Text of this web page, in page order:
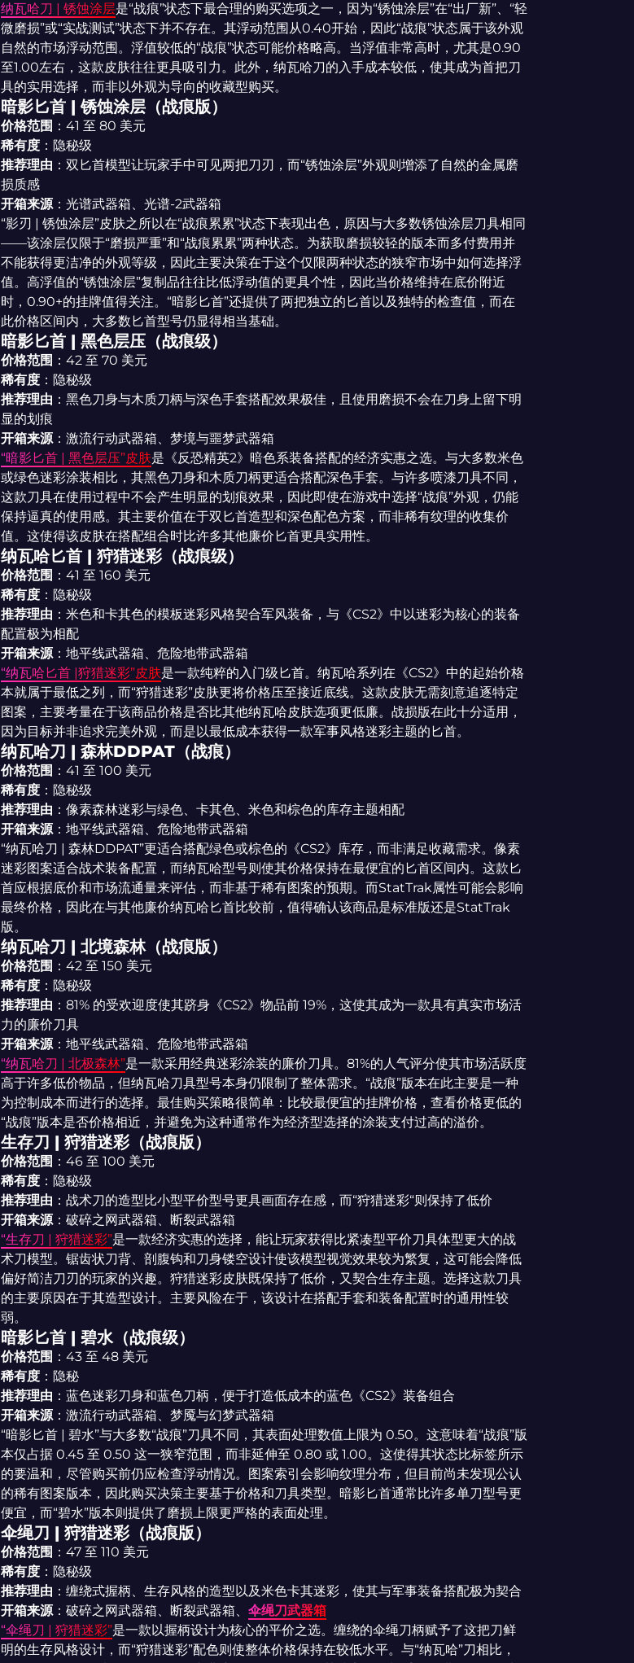
纳瓦哈刀 | 锈蚀涂层是“战痕”状态下最合理的购买选项之一，因为“锈蚀涂层”在“出厂新”、“轻
微磨损”或“实战测试”状态下并不存在。其浮动范围从0.40开始，因此“战痕”状态属于该外观
自然的市场浮动范围。浮值较低的“战痕”状态可能价格略高。当浮值非常高时，尤其是0.90
至1.00左右，这款皮肤往往更具吸引力。此外，纳瓦哈刀的入手成本较低，使其成为首把刀
具的实用选择，而非以外观为导向的收藏型购买。
暗影匕首 | 锈蚀涂层（战痕版）
价格范围 ：41 至 80 美元
稀有度：隐秘级
推荐理由 ：双匕首模型让玩家手中可见两把刀刃，而“锈蚀涂层”外观则增添了自然的金属磨
损质感
开箱来源：光谱武器箱、光谱-2武器箱
“影刃 | 锈蚀涂层”皮肤之所以在“战痕累累”状态下表现出色，原因与大多数锈蚀涂层刀具相同
——该涂层仅限于“磨损严重”和“战痕累累”两种状态。为获取磨损较轻的版本而多付费用并
不能获得更洁净的外观等级，因此主要决策在于这个仅限两种状态的狭窄市场中如何选择浮
值。高浮值的“锈蚀涂层”复制品往往比低浮动值的更具个性，因此当价格维持在底价附近
时，0.90+的挂牌值得关注。“暗影匕首”还提供了两把独立的匕首以及独特的检查值，而在
此价格区间内，大多数匕首型号仍显得相当基础。
暗影匕首 | 黑色层压（战痕级）
价格范围 ：42 至 70 美元
稀有度：隐秘级
推荐理由 ：黑色刀身与木质刀柄与深色手套搭配效果极佳，且使用磨损不会在刀身上留下明
显的划痕
开箱来源：激流行动武器箱、梦境与噩梦武器箱
“暗影匕首 | 黑色层压”皮肤是《反恐精英2》暗色系装备搭配的经济实惠之选。与大多数米色
或绿色迷彩涂装相比，其黑色刀身和木质刀柄更适合搭配深色手套。与许多喷漆刀具不同，
这款刀具在使用过程中不会产生明显的划痕效果，因此即使在游戏中选择“战痕”外观，仍能
保持逼真的使用感。其主要价值在于双匕首造型和深色配色方案，而非稀有纹理的收集价
值。这使得该皮肤在搭配组合时比许多其他廉价匕首更具实用性。
纳瓦哈匕首 | 狩猎迷彩（战痕级）
价格范围 ：41 至 160 美元
稀有度：隐秘级
推荐理由 ：米色和卡其色的模板迷彩风格契合军风装备，与《CS2》中以迷彩为核心的装备
配置极为相配
开箱来源：地平线武器箱、危险地带武器箱
“纳瓦哈匕首 |狩猎迷彩”皮肤是一款纯粹的入门级匕首。纳瓦哈系列在《CS2》中的起始价格
本就属于最低之列，而“狩猎迷彩”皮肤更将价格压至接近底线。这款皮肤无需刻意追逐特定
图案，主要考量在于该商品价格是否比其他纳瓦哈皮肤选项更低廉。战损版在此十分适用，
因为目标并非追求完美外观，而是以最低成本获得一款军事风格迷彩主题的匕首。
纳瓦哈刀 | 森林DDPAT（战痕）
价格范围 ：41 至 100 美元
稀有度：隐秘级
推荐理由 ：像素森林迷彩与绿色、卡其色、米色和棕色的库存主题相配
开箱来源：地平线武器箱、危险地带武器箱
“纳瓦哈刀 | 森林DDPAT”更适合搭配绿色或棕色的《CS2》库存，而非满足收藏需求。像素
迷彩图案适合战术装备配置，而纳瓦哈型号则使其价格保持在最便宜的匕首区间内。这款匕
首应根据底价和市场流通量来评估，而非基于稀有图案的预期。而StatTrak属性可能会影响
最终价格，因此在与其他廉价纳瓦哈匕首比较前，值得确认该商品是标准版还是StatTrak
版。
纳瓦哈刀 | 北境森林（战痕版）
价格范围 ：42 至 150 美元
稀有度：隐秘级
推荐理由 ：81% 的受欢迎度使其跻身《CS2》物品前 19%，这使其成为一款具有真实市场活
力的廉价刀具
开箱来源：地平线武器箱、危险地带武器箱
“纳瓦哈刀 | 北极森林”是一款采用经典迷彩涂装的廉价刀具。81%的人气评分使其市场活跃度
高于许多低价物品，但纳瓦哈刀具型号本身仍限制了整体需求。“战痕”版本在此主要是一种
为控制成本而进行的选择。最佳购买策略很简单：比较最便宜的挂牌价格，查看价格更低的
“战痕”版本是否价格相近，并避免为这种通常作为经济型选择的涂装支付过高的溢价。
生存刀 | 狩猎迷彩（战痕版）
价格范围 ：46 至 100 美元
稀有度：隐秘级
推荐理由 ：战术刀的造型比小型平价型号更具画面存在感，而“狩猎迷彩“则保持了低价
开箱来源：破碎之网武器箱、断裂武器箱
“生存刀 | 狩猎迷彩”是一款经济实惠的选择，能让玩家获得比紧凑型平价刀具体型更大的战
术刀模型。锯齿状刀背、剖腹钩和刀身镂空设计使该模型视觉效果较为繁复，这可能会降低
偏好简洁刀刃的玩家的兴趣。狩猎迷彩皮肤既保持了低价，又契合生存主题。选择这款刀具
的主要原因在于其造型设计。主要风险在于，该设计在搭配手套和装备配置时的通用性较
弱。
暗影匕首 | 碧水（战痕级）
价格范围 ：43 至 48 美元
稀有度：隐秘
推荐理由 ：蓝色迷彩刀身和蓝色刀柄，便于打造低成本的蓝色《CS2》装备组合
开箱来源：激流行动武器箱、梦魇与幻梦武器箱
“暗影匕首 | 碧水”与大多数“战痕”刀具不同，其表面处理数值上限为 0.50。这意味着“战痕”版
本仅占据 0.45 至 0.50 这一狭窄范围，而非延伸至 0.80 或 1.00。这使得其状态比标签所示
的要温和，尽管购买前仍应检查浮动情况。图案索引会影响纹理分布，但目前尚未发现公认
的稀有图案版本，因此购买决策主要基于价格和刀具类型。暗影匕首通常比许多单刀型号更
便宜，而“碧水”版本则提供了磨损上限更严格的表面处理。
伞绳刀 | 狩猎迷彩（战痕版）
价格范围 ：47 至 110 美元
稀有度：隐秘级
推荐理由 ：缠绕式握柄、生存风格的造型以及米色卡其迷彩，使其与军事装备搭配极为契合
开箱来源：破碎之网武器箱、断裂武器箱、 伞绳刀武器箱
“伞绳刀 | 狩猎迷彩”是一款以握柄设计为核心的平价之选。缠绕的伞绳刀柄赋予了这把刀鲜
明的生存风格设计，而“狩猎迷彩”配色则使整体价格保持在较低水平。与“纳瓦哈”刀相比，